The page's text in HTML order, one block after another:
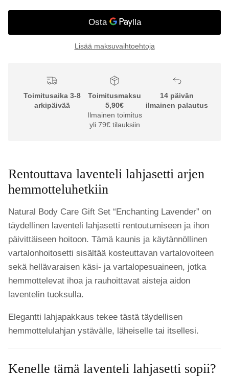
Lisää maksuvaihtoehtoja
Toimitusaika 3-8
arkipäivää
Toimitusmaksu
5,90€
Ilmainen toimitus
yli 79€ tilauksiin
14 päivän
ilmainen palautus
Rentouttava laventeli lahjasetti arjen
hemmotteluhetkiin
Natural Body Care Gift Set “Enchanting Lavender” on
täydellinen laventeli lahjasetti rentoutumiseen ja ihon
päivittäiseen hoitoon. Tämä kaunis ja käytännöllinen
vartalonhoitosetti sisältää kosteuttavan vartalovoiteen
sekä hellävaraisen käsi- ja vartalopesuaineen, jotka
hemmottelevat ihoa ja rauhoittavat aisteja aidon
laventelin tuoksulla.
Elegantti lahjapakkaus tekee tästä täydellisen
hemmottelulahjan ystävälle, läheiselle tai itsellesi.
Kenelle tämä laventeli lahjasetti sopii?